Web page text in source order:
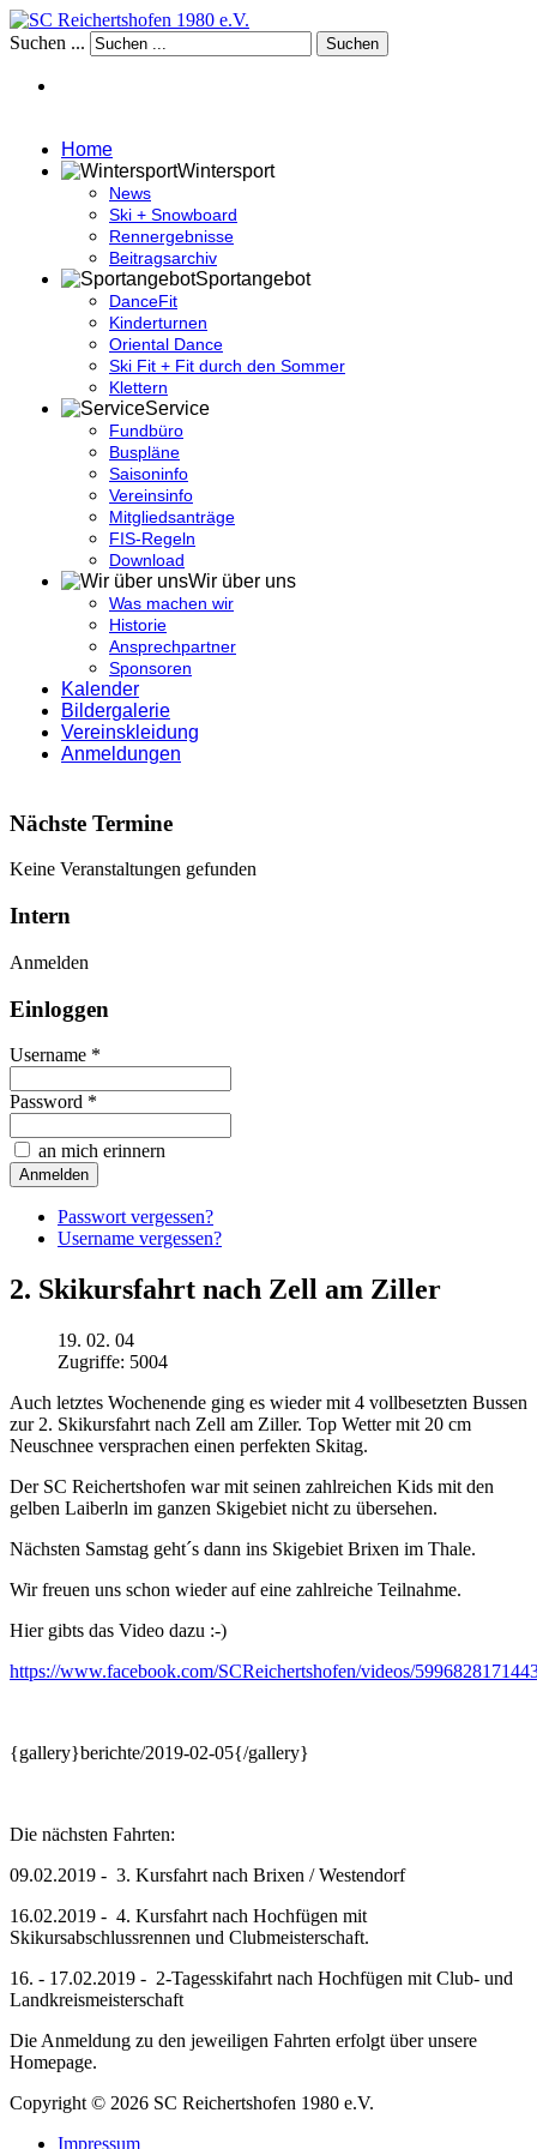
Suchen ... Suchen
Home
Wintersport
News
Ski + Snowboard
Rennergebnisse
Beitragsarchiv
Sportangebot
DanceFit
Kinderturnen
Oriental Dance
Ski Fit + Fit durch den Sommer
Klettern
Service
Fundbüro
Buspläne
Saisoninfo
Vereinsinfo
Mitgliedsanträge
FIS-Regeln
Download
Wir über uns
Was machen wir
Historie
Ansprechpartner
Sponsoren
Kalender
Bildergalerie
Vereinskleidung
Anmeldungen
Nächste Termine
Keine Veranstaltungen gefunden
Intern
Anmelden
Einloggen
Username *
Password *
an mich erinnern
Passwort vergessen?
Username vergessen?
2. Skikursfahrt nach Zell am Ziller
19. 02. 04
Zugriffe: 5004
Auch letztes Wochenende ging es wieder mit 4 vollbesetzten Bussen
zur 2. Skikursfahrt nach Zell am Ziller. Top Wetter mit 20 cm
Neuschnee versprachen einen perfekten Skitag.
Der SC Reichertshofen war mit seinen zahlreichen Kids mit den
gelben Laiberln im ganzen Skigebiet nicht zu übersehen.
Nächsten Samstag geht´s dann ins Skigebiet Brixen im Thale.
Wir freuen uns schon wieder auf eine zahlreiche Teilnahme.
Hier gibts das Video dazu :-)
https://www.facebook.com/SCReichertshofen/videos/
{gallery}berichte/2019-02-05{/gallery}
Die nächsten Fahrten:
09.02.2019 - 3. Kursfahrt nach Brixen / Westendorf
16.02.2019 - 4. Kursfahrt nach Hochfügen mit
Skikursabschlussrennen und Clubmeisterschaft.
16. - 17.02.2019 - 2-Tagesskifahrt nach Hochfügen mit Club- und
Landkreismeisterschaft
Die Anmeldung zu den jeweiligen Fahrten erfolgt über unsere
Homepage.
Copyright © 2026 SC Reichertshofen 1980 e.V.
Impressum